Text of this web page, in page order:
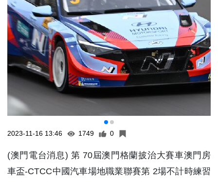
2023-11-16 13:46 1749 0
(澳門電台消息) 第 70屆澳門格蘭披治大賽車澳門房
車盃-CTCC中國汽車場地職業聯賽第 2場不計時練習